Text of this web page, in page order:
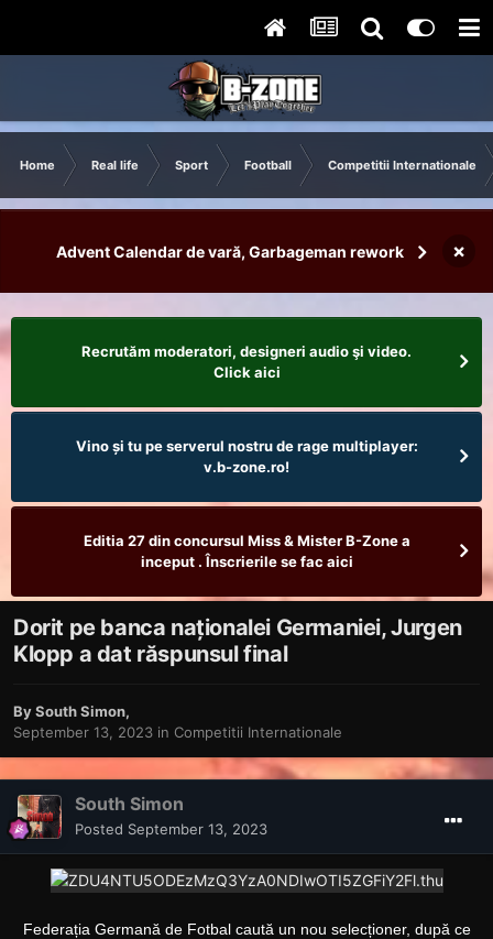
Home Real life Sport Football Competitii Internationale
Advent Calendar de vară, Garbageman rework ×
Recrutăm moderatori, designeri audio şi video.
Click aici
Vino și tu pe serverul nostru de rage multiplayer:
v.b-zone.ro!
Editia 27 din concursul Miss & Mister B-Zone a
inceput . Înscrierile se fac aici
Dorit pe banca naționalei Germaniei, Jurgen
Klopp a dat răspunsul final
BySouth Simon,
September 13, 2023 in Competitii Internationale
South Simon
Posted September 13, 2023
Federația Germană de Fotbal caută un nou selecționer, după ce